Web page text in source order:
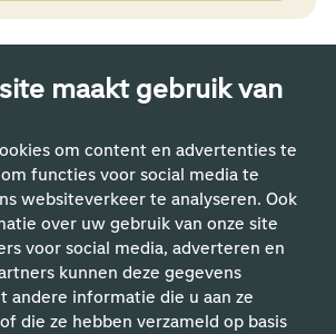
maakt gebruik van
om content en advertenties te
functies voor social media te
websiteverkeer te analyseren. Ook
over uw gebruik van onze site
voor social media, adverteren en
kunnen deze gegevens
andere informatie die u aan ze
die ze hebben verzameld op basis